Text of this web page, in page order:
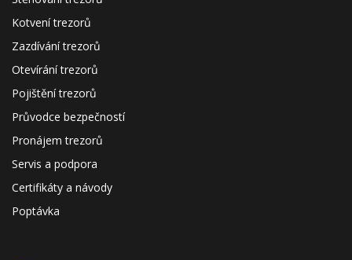
Kotvení trezorů
Zazdívání trezorů
Otevírání trezorů
Pojištění trezorů
Průvodce bezpečností
Pronájem trezorů
Servis a podpora
Certifikáty a návody
Poptávka